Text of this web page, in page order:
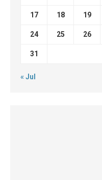
17 18 19
24 25 26
31
« Jul